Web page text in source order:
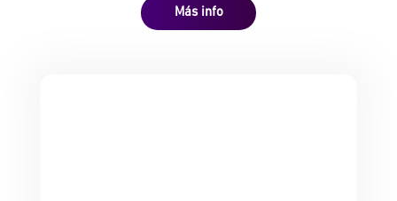
Más info